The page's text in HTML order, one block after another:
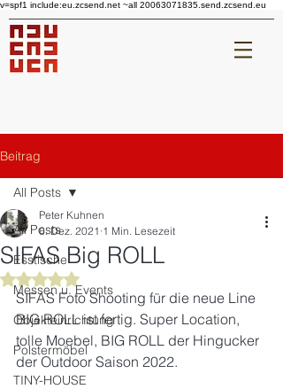
v=spf1 include:eu.zcsend.net ~all 20063071835.send.zcsend.eu
Beitrag
All Posts
Esstische
Messen u. Events
Objekteinrichtung
Polstermöbel
TINY-HOUSE
All Posts
SIFAS Big ROLL
Peter Kuhnen
6. Dez. 2021 1 Min. Lesezeit
Mit NaN von 5 Sternen bewertet.
SIFAS Foto Shooting für die neue Line
BIG ROLL ist fertig. Super Location,
tolle Moebel, BIG ROLL der Hingucker
der Outdoor Saison 2022.